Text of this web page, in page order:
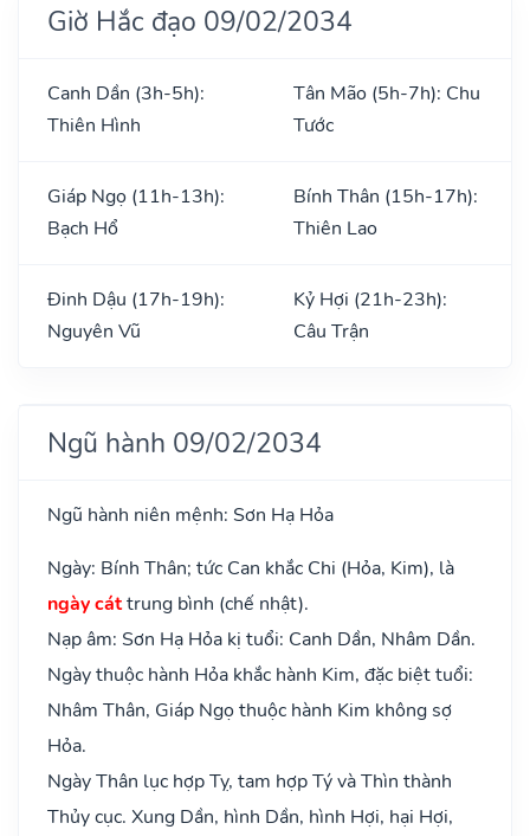
Giờ Hắc đạo 09/02/2034
Canh Dần (3h-5h):
Thiên Hình
Tân Mão (5h-7h): Chu
Tước
Giáp Ngọ (11h-13h):
Bạch Hổ
Bính Thân (15h-17h):
Thiên Lao
Đinh Dậu (17h-19h):
Nguyên Vũ
Kỷ Hợi (21h-23h):
Câu Trận
Ngũ hành 09/02/2034
Ngũ hành niên mệnh: Sơn Hạ Hỏa
Ngày: Bính Thân; tức Can khắc Chi (Hỏa, Kim), là
ngày cáttrung bình (chế nhật).
Nạp âm: Sơn Hạ Hỏa kị tuổi: Canh Dần, Nhâm Dần.
Ngày thuộc hành Hỏa khắc hành Kim, đặc biệt tuổi:
Nhâm Thân, Giáp Ngọ thuộc hành Kim không sợ
Hỏa.
Ngày Thân lục hợp Tỵ, tam hợp Tý và Thìn thành
Thủy cục. Xung Dần, hình Dần, hình Hợi, hại Hợi,